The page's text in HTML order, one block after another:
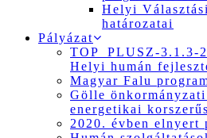
Helyi
határozatai
Pályázat
TOP_PLUSZ-3.1.3-
Helyi humán
Magyar Falu
Gölle
energetikai
2020. évben elnyert